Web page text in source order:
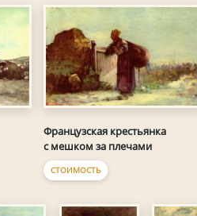
Французская крестьянка
с мешком за плечами
СТОИМОСТЬ